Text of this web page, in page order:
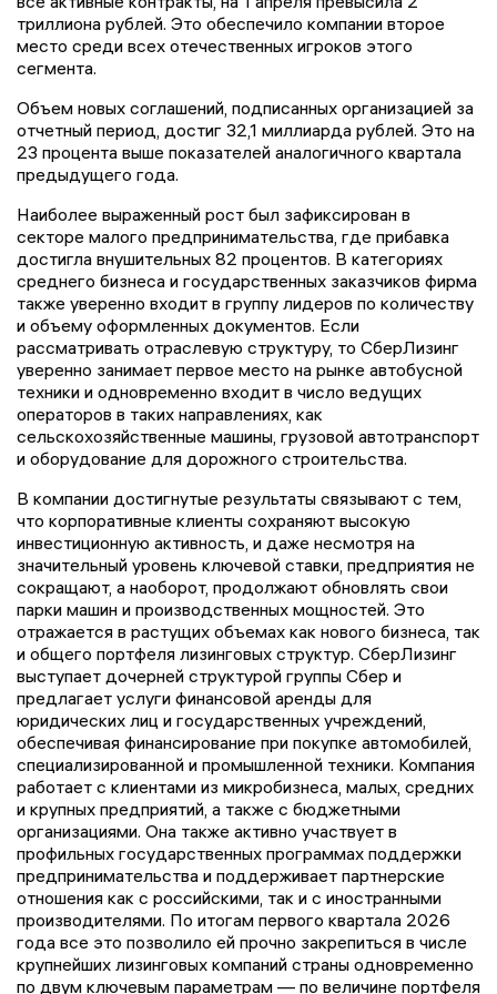
триллиона рублей. Это обеспечило компании второе
место среди всех отечественных игроков этого
сегмента.
Объем новых соглашений, подписанных организацией за
отчетный период, достиг 32,1 миллиарда рублей. Это на
23 процента выше показателей аналогичного квартала
предыдущего года.
Наиболее выраженный рост был зафиксирован в
секторе малого предпринимательства, где прибавка
достигла внушительных 82 процентов. В категориях
среднего бизнеса и государственных заказчиков фирма
также уверенно входит в группу лидеров по количеству
и объему оформленных документов. Если
рассматривать отраслевую структуру, то СберЛизинг
уверенно занимает первое место на рынке автобусной
техники и одновременно входит в число ведущих
операторов в таких направлениях, как
сельскохозяйственные машины, грузовой автотранспорт
и оборудование для дорожного строительства.
В компании достигнутые результаты связывают с тем,
что корпоративные клиенты сохраняют высокую
инвестиционную активность, и даже несмотря на
значительный уровень ключевой ставки, предприятия не
сокращают, а наоборот, продолжают обновлять свои
парки машин и производственных мощностей. Это
отражается в растущих объемах как нового бизнеса, так
и общего портфеля лизинговых структур. СберЛизинг
выступает дочерней структурой группы Сбер и
предлагает услуги финансовой аренды для
юридических лиц и государственных учреждений,
обеспечивая финансирование при покупке автомобилей,
специализированной и промышленной техники. Компания
работает с клиентами из микробизнеса, малых, средних
и крупных предприятий, а также с бюджетными
организациями. Она также активно участвует в
профильных государственных программах поддержки
предпринимательства и поддерживает партнерские
отношения как с российскими, так и с иностранными
производителями. По итогам первого квартала 2026
года все это позволило ей прочно закрепиться в числе
крупнейших лизинговых компаний страны одновременно
по двум ключевым параметрам — по величине портфеля